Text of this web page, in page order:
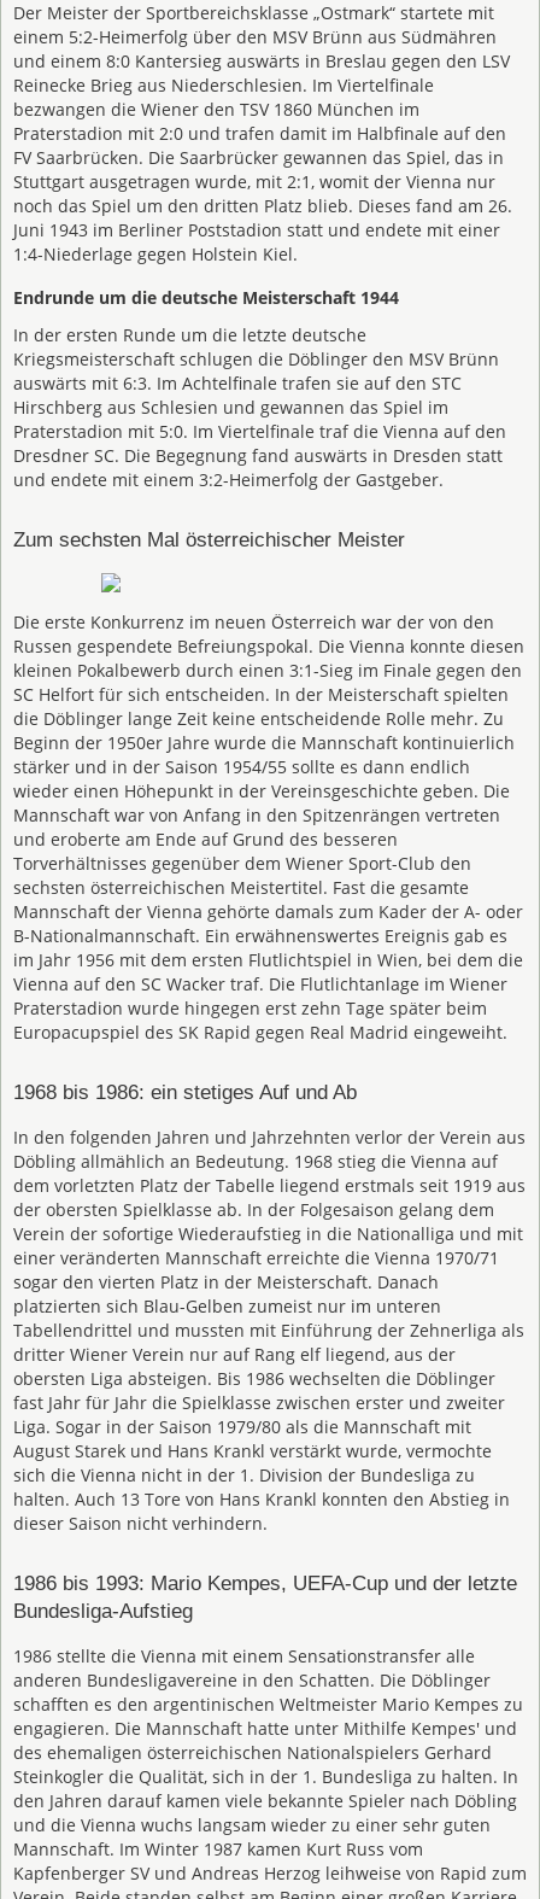
Der Meister der Sportbereichsklasse „Ostmark“ startete mit
einem 5:2-Heimerfolg über den MSV Brünn aus Südmähren
und einem 8:0 Kantersieg auswärts in Breslau gegen den LSV
Reinecke Brieg aus Niederschlesien. Im Viertelfinale
bezwangen die Wiener den TSV 1860 München im
Praterstadion mit 2:0 und trafen damit im Halbfinale auf den
FV Saarbrücken. Die Saarbrücker gewannen das Spiel, das in
Stuttgart ausgetragen wurde, mit 2:1, womit der Vienna nur
noch das Spiel um den dritten Platz blieb. Dieses fand am 26.
Juni 1943 im Berliner Poststadion statt und endete mit einer
1:4-Niederlage gegen Holstein Kiel.
Endrunde um die deutsche Meisterschaft 1944
In der ersten Runde um die letzte deutsche
Kriegsmeisterschaft schlugen die Döblinger den MSV Brünn
auswärts mit 6:3. Im Achtelfinale trafen sie auf den STC
Hirschberg aus Schlesien und gewannen das Spiel im
Praterstadion mit 5:0. Im Viertelfinale traf die Vienna auf den
Dresdner SC. Die Begegnung fand auswärts in Dresden statt
und endete mit einem 3:2-Heimerfolg der Gastgeber.
Zum sechsten Mal österreichischer Meister
Die erste Konkurrenz im neuen Österreich war der von den
Russen gespendete Befreiungspokal. Die Vienna konnte diesen
kleinen Pokalbewerb durch einen 3:1-Sieg im Finale gegen den
SC Helfort für sich entscheiden. In der Meisterschaft spielten
die Döblinger lange Zeit keine entscheidende Rolle mehr. Zu
Beginn der 1950er Jahre wurde die Mannschaft kontinuierlich
stärker und in der Saison 1954/55 sollte es dann endlich
wieder einen Höhepunkt in der Vereinsgeschichte geben. Die
Mannschaft war von Anfang in den Spitzenrängen vertreten
und eroberte am Ende auf Grund des besseren
Torverhältnisses gegenüber dem Wiener Sport-Club den
sechsten österreichischen Meistertitel. Fast die gesamte
Mannschaft der Vienna gehörte damals zum Kader der A- oder
B-Nationalmannschaft. Ein erwähnenswertes Ereignis gab es
im Jahr 1956 mit dem ersten Flutlichtspiel in Wien, bei dem die
Vienna auf den SC Wacker traf. Die Flutlichtanlage im Wiener
Praterstadion wurde hingegen erst zehn Tage später beim
Europacupspiel des SK Rapid gegen Real Madrid eingeweiht.
1968 bis 1986: ein stetiges Auf und Ab
In den folgenden Jahren und Jahrzehnten verlor der Verein aus
Döbling allmählich an Bedeutung. 1968 stieg die Vienna auf
dem vorletzten Platz der Tabelle liegend erstmals seit 1919 aus
der obersten Spielklasse ab. In der Folgesaison gelang dem
Verein der sofortige Wiederaufstieg in die Nationalliga und mit
einer veränderten Mannschaft erreichte die Vienna 1970/71
sogar den vierten Platz in der Meisterschaft. Danach
platzierten sich Blau-Gelben zumeist nur im unteren
Tabellendrittel und mussten mit Einführung der Zehnerliga als
dritter Wiener Verein nur auf Rang elf liegend, aus der
obersten Liga absteigen. Bis 1986 wechselten die Döblinger
fast Jahr für Jahr die Spielklasse zwischen erster und zweiter
Liga. Sogar in der Saison 1979/80 als die Mannschaft mit
August Starek und Hans Krankl verstärkt wurde, vermochte
sich die Vienna nicht in der 1. Division der Bundesliga zu
halten. Auch 13 Tore von Hans Krankl konnten den Abstieg in
dieser Saison nicht verhindern.
1986 bis 1993: Mario Kempes, UEFA-Cup und der letzte
Bundesliga-Aufstieg
1986 stellte die Vienna mit einem Sensationstransfer alle
anderen Bundesligavereine in den Schatten. Die Döblinger
schafften es den argentinischen Weltmeister Mario Kempes zu
engagieren. Die Mannschaft hatte unter Mithilfe Kempes' und
des ehemaligen österreichischen Nationalspielers Gerhard
Steinkogler die Qualität, sich in der 1. Bundesliga zu halten. In
den Jahren darauf kamen viele bekannte Spieler nach Döbling
und die Vienna wuchs langsam wieder zu einer sehr guten
Mannschaft. Im Winter 1987 kamen Kurt Russ vom
Kapfenberger SV und Andreas Herzog leihweise von Rapid zum